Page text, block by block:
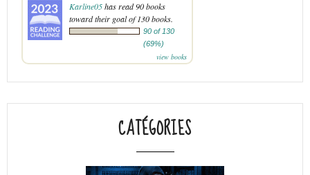
Karline05has read 90 books
toward their goal of 130 books.
90 of 130
(69%)
view books
CATÉGORIES